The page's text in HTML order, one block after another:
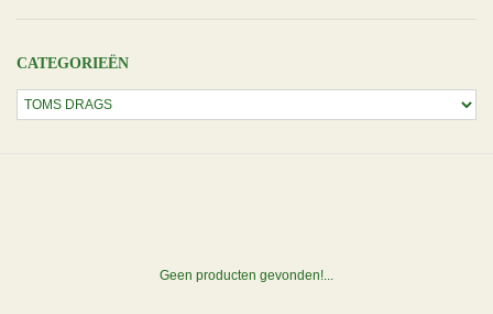
CATEGORIEËN
Geen producten gevonden!...